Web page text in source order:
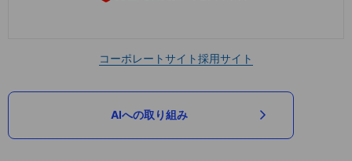
コーポレートサイト採用サイト
AIへの取り組み